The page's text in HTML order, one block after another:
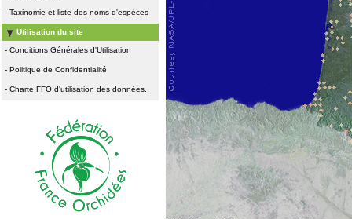
- Taxinomie et liste des noms d'espèces
Utilisation du site
- Conditions Générales d'Utilisation
- Politique de Confidentialité
- Charte FFO d'utilisation des données.